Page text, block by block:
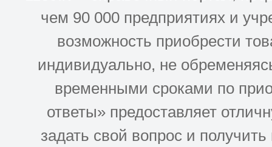
чем 90 000 предприятиях и
возможность приобрести
индивидуально, не
временными сроками по
ответы» предоставляет
задать свой вопрос и